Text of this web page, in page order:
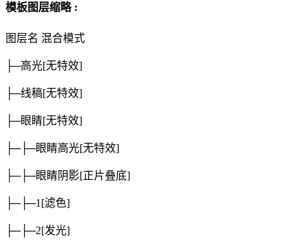
模板图层缩略 :
图层名 混合模式
├─高光[无特效]
├─线稿[无特效]
├─眼睛[无特效]
├─├─眼睛高光[无特效]
├─├─眼睛阴影[正片叠底]
├─├─1 [滤色]
├─├─2[发光]